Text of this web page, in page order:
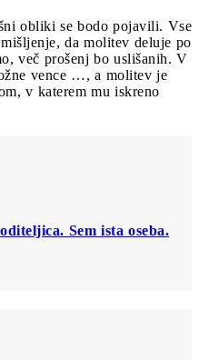
obliki se bodo pojavili. Vse
da molitev deluje po
več prošenj bo uslišanih. V
vence …, a molitev je
v katerem mu iskreno
Sem ista oseba.